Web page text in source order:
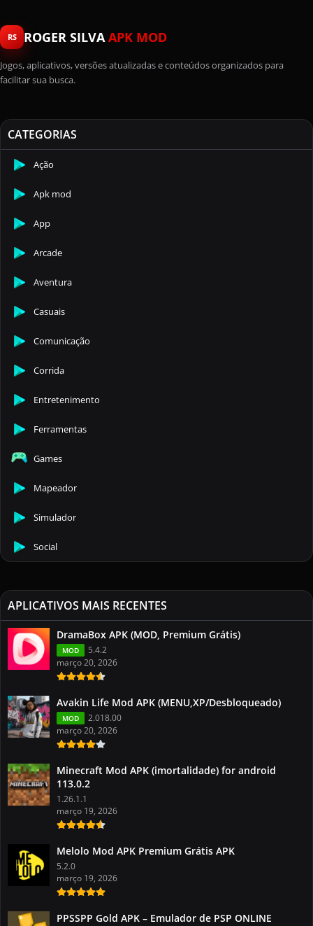
RS ROGER SILVA APK MOD
Jogos, aplicativos, versões atualizadas e conteúdos organizados para
facilitar sua busca.
CATEGORIAS
Ação
Apk mod
App
Arcade
Aventura
Casuais
Comunicação
Corrida
Entretenimento
Ferramentas
Games
Mapeador
Simulador
Social
APLICATIVOS MAIS RECENTES
DramaBox APK (MOD, Premium Grátis)
MOD
5.4.2
março 20, 2026
Avakin Life Mod APK (MENU,XP/Desbloqueado)
MOD
2.018.00
março 20, 2026
Minecraft Mod APK (imortalidade) for android
113.0.2
1.26.1.1
março 19, 2026
Melolo Mod APK Premium Grátis APK
5.2.0
março 19, 2026
PPSSPP Gold APK – Emulador de PSP ONLINE